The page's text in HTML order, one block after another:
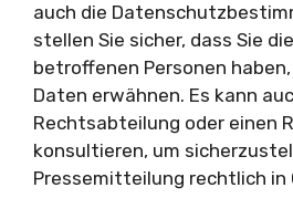
auch die
stellen Sie sicher, dass Sie
betroffenen Personen
Daten erwähnen. Es kann
Rechtsabteilung oder einen
konsultieren, um
Pressemitteilung rechtlich in